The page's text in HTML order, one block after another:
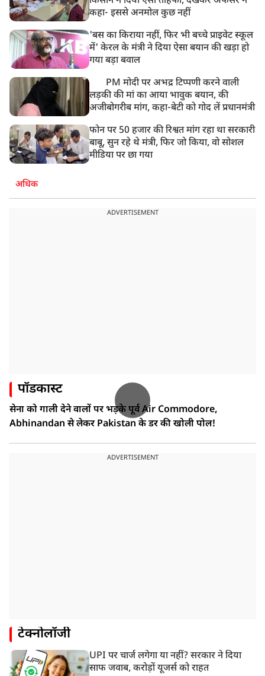
कहा- इससे अनमोल कुछ नहीं
'बस का किराया नहीं, फिर भी बच्चे प्राइवेट स्कूल
में' केरल के मंत्री ने दिया ऐसा बयान की खड़ा हो
गया बड़ा बवाल
PM मोदी पर अभद्र टिप्पणी करने वाली
लड़की की मां का आया भावुक बयान, की
अजीबोगरीब मांग, कहा-बेटी को गोद लें प्रधानमंत्री
फोन पर 50 हजार की रिश्वत मांग रहा था सरकारी
बाबू, सुन रहे थे मंत्री, फिर जो किया, वो सोशल
मीडिया पर छा गया
अधिक
ADVERTISEMENT
पॉडकास्ट
सेना को गाली देने वालों पर भड़के पूर्व Air Commodore,
Abhinandan से लेकर Pakistan के डर की खोली पोल!
ADVERTISEMENT
टेक्नोलॉजी
UPI पर चार्ज लगेगा या नहीं? सरकार ने दिया
साफ जवाब, करोड़ों यूजर्स को राहत